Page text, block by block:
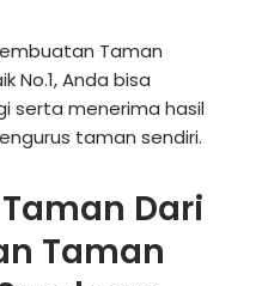
Taman
No.1, Anda bisa
serta menerima hasil
taman sendiri.
Dari
Taman